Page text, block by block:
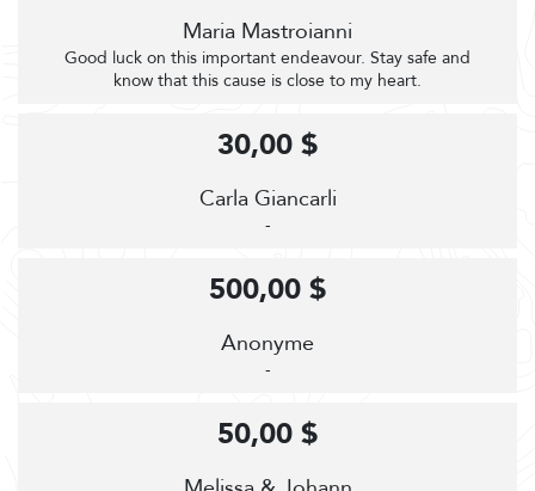
Maria Mastroianni
Good luck on this important endeavour. Stay safe and
know that this cause is close to my heart.
Carla Giancarli
-
30,00 $
Anonyme
-
500,00 $
50,00 $